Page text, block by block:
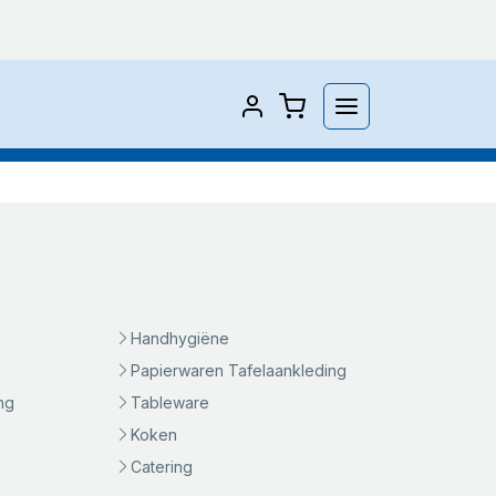
Handhygiëne
Papierwaren Tafelaankleding
Tableware
Koken
Catering